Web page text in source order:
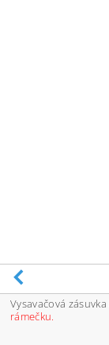
Vysavačová
rámečku.